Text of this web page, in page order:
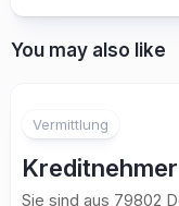
You may also like
Vermittlung
Sie sind aus 79802